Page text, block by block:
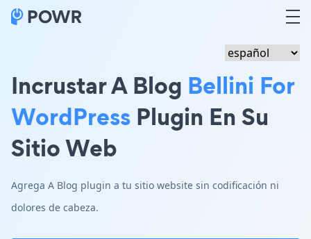
Incrustar A Blog Bellini For
WordPress Plugin En Su
Sitio Web
Agrega A Blog plugin a tu sitio website sin codificación ni
dolores de cabeza.